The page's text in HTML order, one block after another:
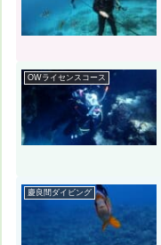
OWライセンスコース
慶良間ダイビング